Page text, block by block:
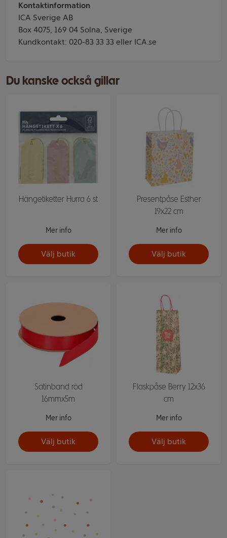
Kontaktinformation
ICA Sverige AB
Box 4075, 169 04 Solna, Sverige
Kundkontakt: 020-83 33 33 eller ICA.se
Du kanske också gillar
Hängetiketter Hurra 6 st
Mer info
Välj butik
Presentpåse Esther
19x22 cm
Mer info
Välj butik
Satinband röd
16mmx5m
Mer info
Välj butik
Flaskpåse Berry 12x36
cm
Mer info
Välj butik